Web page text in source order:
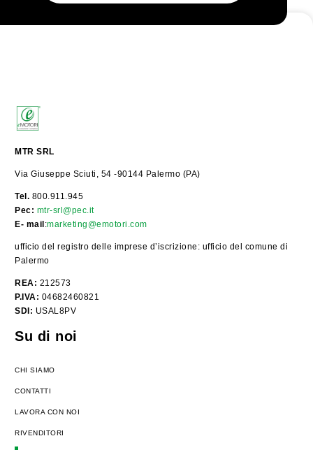
MTR SRL
Via Giuseppe Sciuti, 54 -90144 Palermo (PA)
Tel. 800.911.945
Pec: mtr-srl@pec.it
E- mail :marketing@emotori.com
ufficio del registro delle imprese d’iscrizione: ufficio del comune di
Palermo
REA: 212573
P.IVA: 04682460821
SDI: USAL8PV
Su di noi
CHI SIAMO
CONTATTI
LAVORA CON NOI
RIVENDITORI